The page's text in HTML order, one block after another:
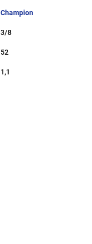
Champion
3/8
52
1,1